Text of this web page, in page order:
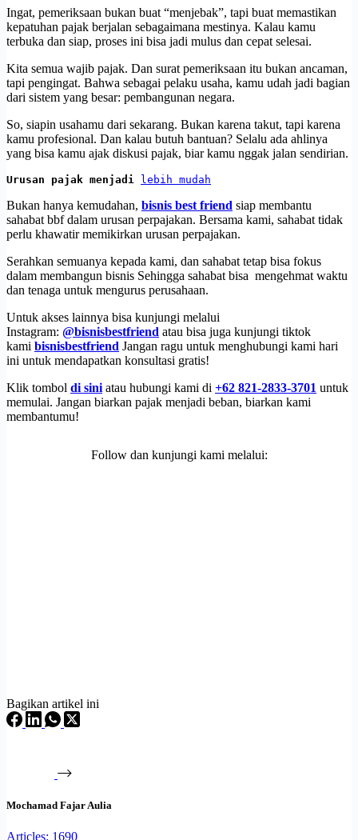
Ingat, pemeriksaan bukan buat “menjebak”, tapi buat memastikan
kepatuhan pajak berjalan sebagaimana mestinya. Kalau kamu
terbuka dan siap, proses ini bisa jadi mulus dan cepat selesai.
Kita semua wajib pajak. Dan surat pemeriksaan itu bukan ancaman,
tapi pengingat. Bahwa sebagai pelaku usaha, kamu udah jadi bagian
dari sistem yang besar: pembangunan negara.
So, siapin usahamu dari sekarang. Bukan karena takut, tapi karena
kamu profesional. Dan kalau butuh bantuan? Selalu ada ahlinya
yang bisa kamu ajak diskusi pajak, biar kamu nggak jalan sendirian.
Urusan pajak menjadi lebih mudah
Bukan hanya kemudahan, bisnis best friend siap membantu
sahabat bbf dalam urusan perpajakan. Bersama kami, sahabat tidak
perlu khawatir memikirkan urusan perpajakan.
Serahkan semuanya kepada kami, dan sahabat tetap bisa fokus
dalam membangun bisnis Sehingga sahabat bisa mengehmat waktu
dan tenaga untuk mengurus perusahaan.
Untuk akses lainnya bisa kunjungi melalui
Instagram: @bisnisbestfriend atau bisa juga kunjungi tiktok
kami bisnisbestfriend Jangan ragu untuk menghubungi kami hari
ini untuk mendapatkan konsultasi gratis!
Klik tombol di sini atau hubungi kami di +62 821-2833-3701 untuk
memulai. Jangan biarkan pajak menjadi beban, biarkan kami
membantumu!
Follow dan kunjungi kami melalui:
Bagikan artikel ini
Mochamad Fajar Aulia
Articles: 1690